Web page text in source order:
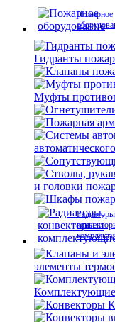
Пожарное
Гидранты
Муфты
и головки
элементы
Комплектующие